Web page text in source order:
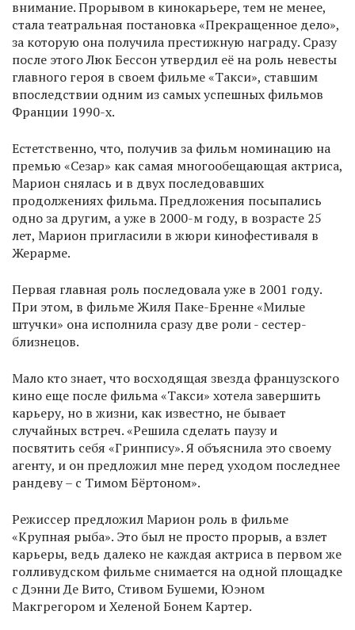
внимание. Прорывом в кинокарьере, тем не менее,
стала театральная постановка «Прекращенное дело»,
за которую она получила престижную награду. Сразу
после этого Люк Бессон утвердил её на роль невесты
главного героя в своем фильме «Такси», ставшим
впоследствии одним из самых успешных фильмов
Франции 1990-х.
Естетственно, что, получив за фильм номинацию на
премью «Сезар» как самая многообещающая актриса,
Марион снялась и в двух последовавших
продолжениях фильма. Предложения посыпались
одно за другим, а уже в 2000-м году, в возрасте 25
лет, Марион пригласили в жюри кинофестиваля в
Жерарме.
Первая главная роль последовала уже в 2001 году.
При этом, в фильме Жиля Паке-Бренне «Милые
штучки» она исполнила сразу две роли - сестер-
близнецов.
Мало кто знает, что восходящая звезда французского
кино еще после фильма «Такси» хотела завершить
карьеру, но в жизни, как известно, не бывает
случайных встреч. «Решила сделать паузу и
посвятить себя «Гринпису». Я объяснила это своему
агенту, и он предложил мне перед уходом последнее
рандеву – с Тимом Бёртоном».
Режиссер предложил Марион роль в фильме
«Крупная рыба». Это был не просто прорыв, а взлет
карьеры, ведь далеко не каждая актриса в первом же
голливудском фильме снимается на одной площадке
с Дэнни Де Вито, Стивом Бушеми, Юэном
Макгрегором и Хеленой Бонем Картер.